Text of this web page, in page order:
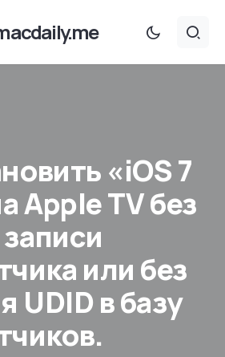
«iOS 7
Apple TV без
или без
UDID в базу